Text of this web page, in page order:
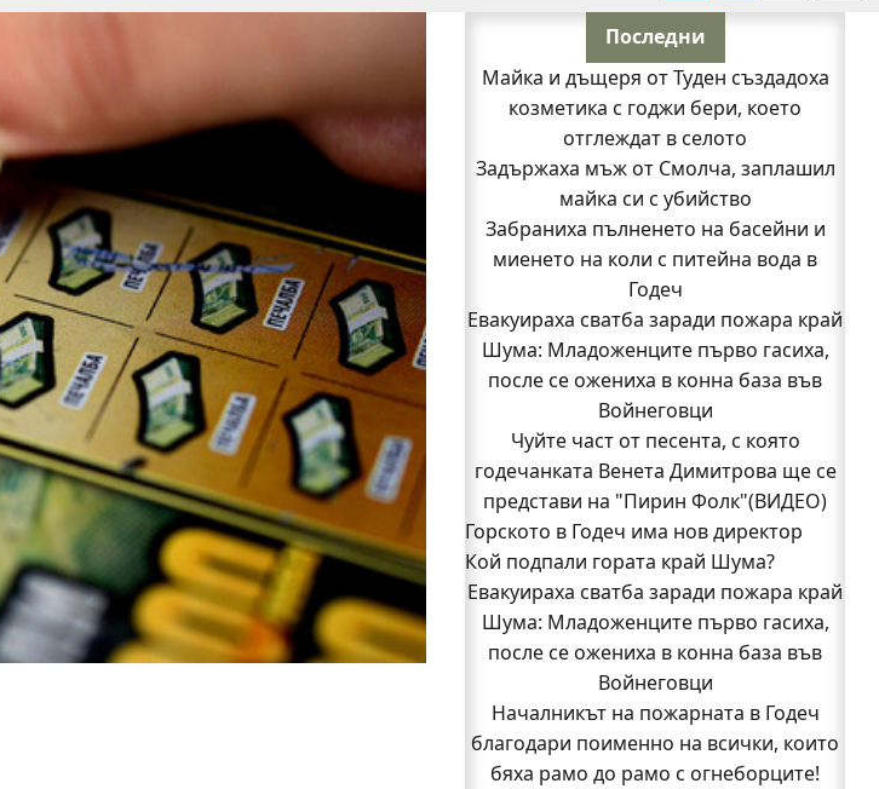
Последни
Майка и дъщеря от Туден създадоха
козметика с годжи бери, което
отглеждат в селото
Задържаха мъж от Смолча, заплашил
майка си с убийство
Забраниха пълненето на басейни и
миенето на коли с питейна вода в
Годеч
Евакуираха сватба заради пожара край
Шума: Младоженците първо гасиха,
после се ожениха в конна база във
Войнеговци
Чуйте част от песента, с която
годечанката Венета Димитрова ще се
представи на "Пирин Фолк"(ВИДЕО)
Горското в Годеч има нов директор
Заповядайте! Магазинът на "Бозмов"
отваря врати в Годеч на 12 август
Бивш шеф на полицията в Годеч оглави
ОДМВР-Видин
Кой подпали гората край Шума?
Младежи от Люлин и Део сред първите
доброволци на пожара край Шума
(СНИМКИ)
Кой подпали гората край Шума?
Евакуираха сватба заради пожара край
Шума: Младоженците първо гасиха,
после се ожениха в конна база във
Войнеговци
Началникът на пожарната в Годеч
благодари поименно на всички, които
бяха рамо до рамо с огнеборците!